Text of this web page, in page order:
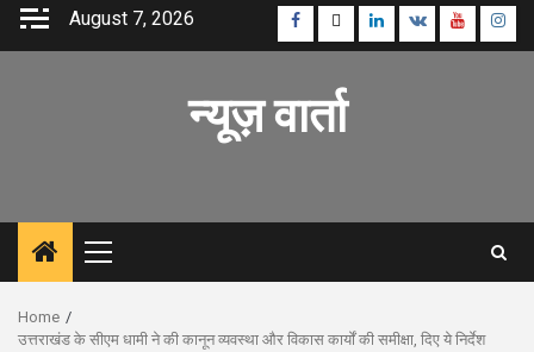
Skip
August 7, 2026 Facebook
TwitterLinkedin
VK Youtube
न्यूज़ वार्ता
Primary
Menu
Home
उत्तराखंड के सीएम धामी ने की कानून व्यवस्था और विकास कार्यों की समीक्षा, दिए ये निर्देश